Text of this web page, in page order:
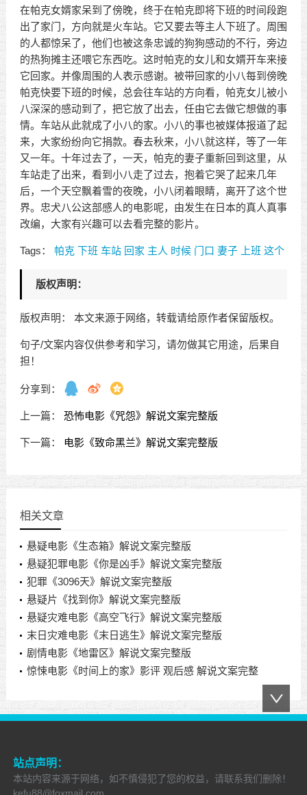
在帕克女婿家呆到了傍晚，终于在帕克即将下班的时间段跑
出了家门，方向就是火车站。它又要去等主人下班了。周围
的人都惊呆了，他们也被这条忠诚的狗狗感动的不行，旁边
的热狗摊主还喂它东西吃。这时帕克的女儿和女婿开车来接
它回家。并像周围的人表示感谢。被带回家的小八每到傍晚
帕克快要下班的时候，总会往车站的方向看，帕克女儿被小
八深深的感动到了，把它放了出去，任由它去做它想做的事
情。车站从此就成了小八的家。小八的事也被媒体报道了起
来，大家纷纷向它捐款。春去秋来，小八就这样，等了一年
又一年。十年过去了，一天，帕克的妻子重新回到这里，从
车站走了出来，看到小八走了过去，抱着它哭了起来几年
后，一个天空飘着雪的夜晚，小八闭着眼睛，离开了这个世
界。忠犬八公这部感人的电影呢，由发生在日本的真人真事
改编，大家有兴趣可以去看完整的影片。
Tags： 帕克 下班 车站 回家 主人 时候 门口 妻子 上班 这个
版权声明：
版权声明： 本文来源于网络，转载请给原作者保留版权。
句子/文案内容仅供参考和学习，请勿做其它用途，后果自
担！
分享到：
上一篇： 恐怖电影《咒怨》解说文案完整版
下一篇： 电影《致命黑兰》解说文案完整版
相关文章
悬疑电影《生态箱》解说文案完整版
悬疑犯罪电影《你是凶手》解说文案完整版
犯罪《3096天》解说文案完整版
悬疑片《找到你》解说文案完整版
悬疑灾难电影《高空飞行》解说文案完整版
末日灾难电影《末日逃生》解说文案完整版
剧情电影《地雷区》解说文案完整版
惊悚电影《时间上的家》影评 观后感 解说文案完整
站点声明：
本站内容来源于网络，如不慎侵犯了您的权益，请联系我们删除！